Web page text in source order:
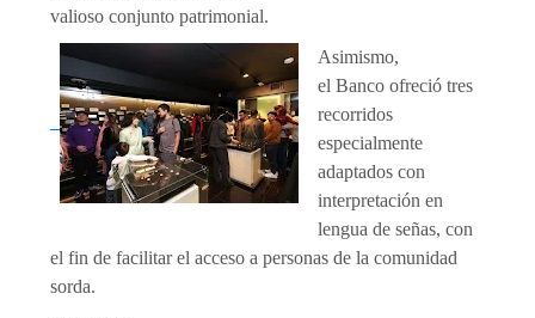
valioso conjunto patrimonial.
Asimismo,
el Banco ofreció tres
recorridos
especialmente
adaptados con
interpretación en
lengua de señas, con
el fin de facilitar el acceso a personas de la comunidad
sorda.